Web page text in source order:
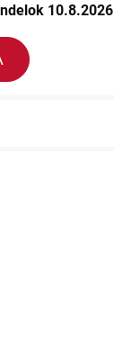
10.8.2026